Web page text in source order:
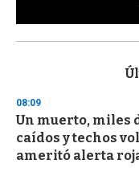
s
d
s
o
f
3
08:09
Un muerto, miles
caídos y techos
ameritó alerta